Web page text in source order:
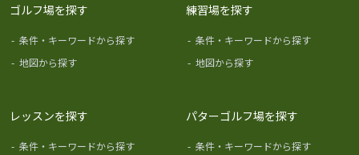
ゴルフ場を探す
- 条件・キーワードから探す
- 地図から探す
練習場を探す
- 条件・キーワードから探す
- 地図から探す
レッスンを探す
- 条件・キーワードから探す
パターゴルフ場を探す
- 条件・キーワードから探す